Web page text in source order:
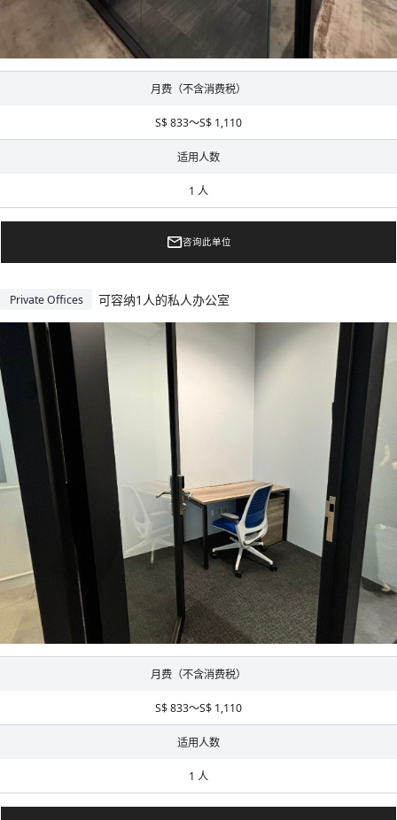
月费（不含消费税）
S$ 833～S$ 1,110
适用人数
1 人
咨询此单位
Private Offices 可容纳1人的私人办公室
月费（不含消费税）
S$ 833～S$ 1,110
适用人数
1 人